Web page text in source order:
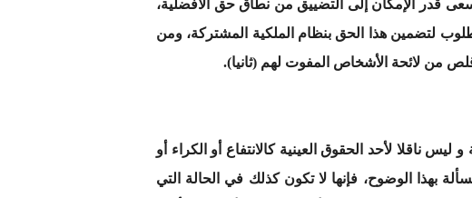
تسمح بالقول أن المشرع سعى قدر الإمكان إلى التضييق من نطاق حق الأفضلية،
لتضمين هذا الحق بنظام الملكية المشتركة، ومن
من لائحة الأشخاص المفوت لهم (ثانيا).
ناقلا لأحد الحقوق العينية كالانتفاع أو الكراء أو
بهذا الوضوح، فإنها لا تكون كذلك في الحالة التي